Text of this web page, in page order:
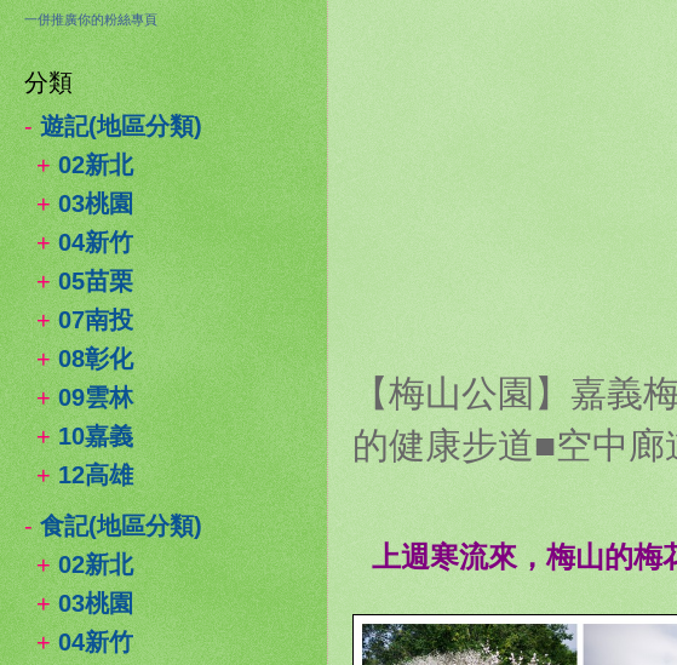
【梅山公園】嘉
的健康步道■空中
上週寒流來，梅山的梅
一併推廣你的粉絲專頁
分類
-遊記(地區分類)
+02新北
+03桃園
+04新竹
+05苗栗
+07南投
+08彰化
+09雲林
+10嘉義
+12高雄
-食記(地區分類)
+02新北
+03桃園
+04新竹